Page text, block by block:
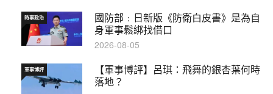
國防部﹕日新版《防衛白皮書》是為自
身軍事鬆綁找借口
時事政治
2026-08-05
【軍事博評】呂琪：飛舞的銀杏葉何時
落地？
軍事博評